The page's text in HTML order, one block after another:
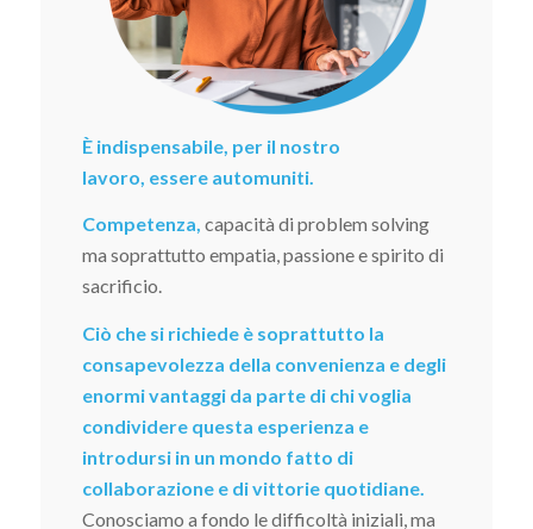
È indispensabile, per il nostro
lavoro, essere automuniti.
Competenza, capacità di problem solving
ma soprattutto empatia, passione e spirito di
sacrificio.
Ciò che si richiede è soprattutto la
consapevolezza della convenienza e degli
enormi vantaggi da parte di chi voglia
condividere questa esperienza e
introdursi in un mondo fatto di
collaborazione e di vittorie quotidiane.
Conosciamo a fondo le difficoltà iniziali, ma